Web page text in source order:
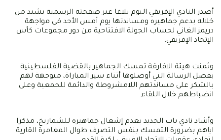
أصدر النادي الإفريقي اليوم بلاغا عبر صفحته الرسمية يشيد من
خلاله بدعم جماهيره ومساندتها يوم أمس الأحد في مواجهة
دريمز الغاني لحساب الجولة الافتتاحية من دور مجموعات كأس
الإتحاد الإفريقي.
وثمنت هيئة الافارقة تمسك الجماهير بالقضية الفلسطينية
بفضل الرسالة التي أوصلوها أثناء سير المباراة، متوجهة لهم
بالشكر على مساندتهم اللامشروطة والدائمة للجمعية وعلى
انضباطهم خلال اللقاء.
وأشاد نادي باب الجديد بعدم إشعال جماهيره للشماريخ، مذكرا
اياهم بضرورة التمسك بنفس التصرف طوال المغامرة القارية